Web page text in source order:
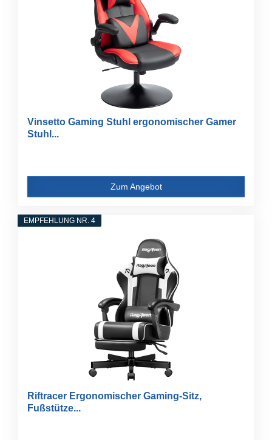
Vinsetto Gaming Stuhl ergonomischer Gamer
Stuhl...
Zum Angebot
EMPFEHLUNG NR. 4
Riftracer Ergonomischer Gaming-Sitz,
Fußstütze...